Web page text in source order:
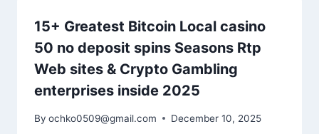
15+ Greatest Bitcoin Local casino
50 no deposit spins Seasons Rtp
Web sites & Crypto Gambling
enterprises inside 2025
By ochko0509@gmail.com December 10, 2025